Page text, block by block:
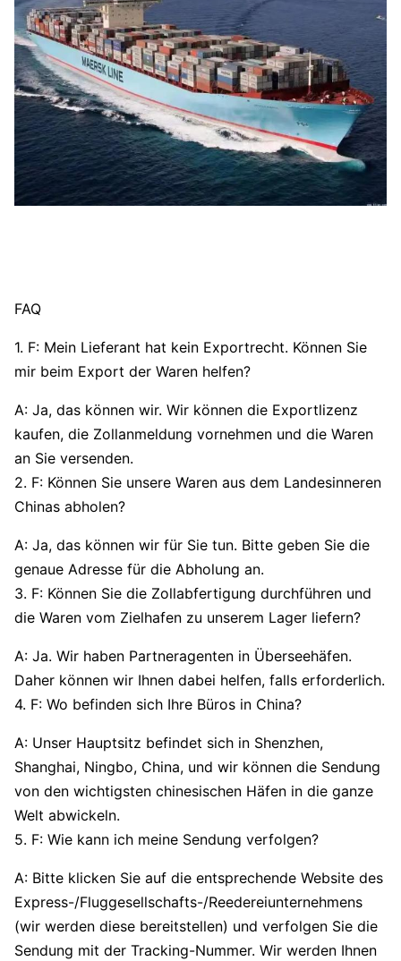
FAQ
1. F: Mein Lieferant hat kein Exportrecht. Können Sie
mir beim Export der Waren helfen?
A: Ja, das können wir. Wir können die Exportlizenz
kaufen, die Zollanmeldung vornehmen und die Waren
an Sie versenden.
2. F: Können Sie unsere Waren aus dem Landesinneren
Chinas abholen?
A: Ja, das können wir für Sie tun. Bitte geben Sie die
genaue Adresse für die Abholung an.
3. F: Können Sie die Zollabfertigung durchführen und
die Waren vom Zielhafen zu unserem Lager liefern?
A: Ja. Wir haben Partneragenten in Überseehäfen.
Daher können wir Ihnen dabei helfen, falls erforderlich.
4. F: Wo befinden sich Ihre Büros in China?
A: Unser Hauptsitz befindet sich in Shenzhen,
Shanghai, Ningbo, China, und wir können die Sendung
von den wichtigsten chinesischen Häfen in die ganze
Welt abwickeln.
5. F: Wie kann ich meine Sendung verfolgen?
A: Bitte klicken Sie auf die entsprechende Website des
Express-/Fluggesellschafts-/Reedereiunternehmens
(wir werden diese bereitstellen) und verfolgen Sie die
Sendung mit der Tracking-Nummer. Wir werden Ihnen